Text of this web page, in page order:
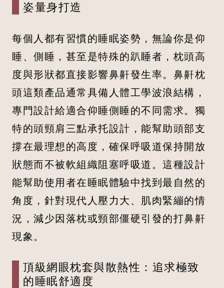
姿量身打造
每個人都有習慣的睡眠姿勢，無論你是仰
睡、側睡，甚至是特殊的趴睡者，枕頭高
度與形狀都直接影響鼻鼾發生率。鼻鼾枕
頭這類產品通常具備人體工學波浪結構，
專門設計給適合仰睡側睡的不同需求。獨
特的頭頸肩三點承托設計，能幫助頭部支
撐在最理想的高度，確保呼吸道保持開放
狀態而不被軟組織阻塞呼吸道。這種設計
能幫助使用者在睡眠體驗中找到最自然的
角度，針對現代人壓力大、肌肉緊繃的情
況，減少因落枕或頸部僵硬引發的打鼻鼾
現象。
頂級網眼枕套與散熱性：追求極致
的睡眠舒適度